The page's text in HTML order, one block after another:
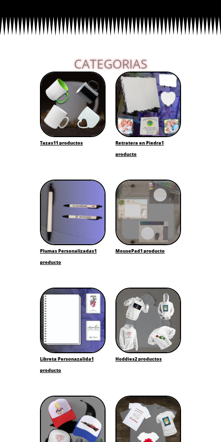
CATEGORIAS
Tazas11 productos Retratera en Piedra1
producto
Plumas Personalizadas1
producto
MousePad1 producto
Libreta Personazalida1
producto
Hoddies2 productos